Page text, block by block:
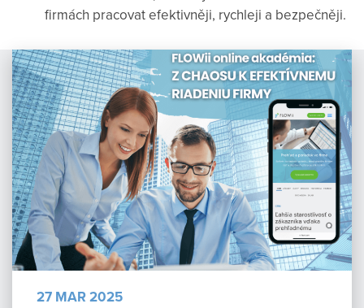
firmách pracovat efektivněji, rychleji a bezpečněji.
27 MAR 2025